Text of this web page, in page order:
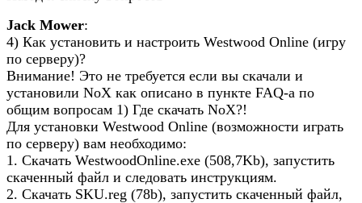
Jack Mower:
4) Как установить и настроить Westwood Online (игру
по серверу)?
Внимание! Это не требуется если вы скачали и
установили NoX как описано в пункте FAQ-а по
общим вопросам 1) Где скачать NoX?!
Для установки Westwood Online (возможности играть
по серверу) вам необходимо:
1. Скачать WestwoodOnline.exe (508,7Kb), запустить
скаченный файл и следовать инструкциям.
2. Скачать SKU.reg (78b), запустить скаченный файл,